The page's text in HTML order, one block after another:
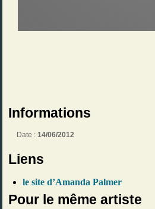
Informations
Date :14/06/2012
Liens
le site d’Amanda Palmer
Pour le même artiste